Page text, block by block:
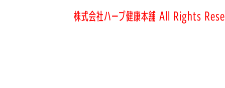
株式会社ハーブ健康本舗 All Rights